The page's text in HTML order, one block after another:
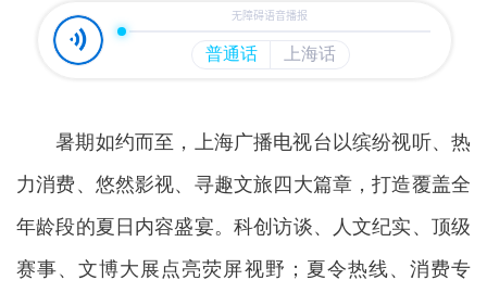
暑期如约而至，上海广播电视台以缤纷视听、热
力消费、悠然影视、寻趣文旅四大篇章，打造覆盖全
年龄段的夏日内容盛宴。科创访谈、人文纪实、顶级
赛事、文博大展点亮荧屏视野；夏令热线、消费专